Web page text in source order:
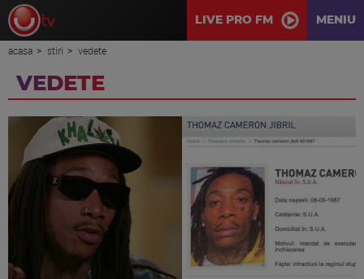
LIVE PRO FM MENIU
acasa stiri vedete
VEDETE